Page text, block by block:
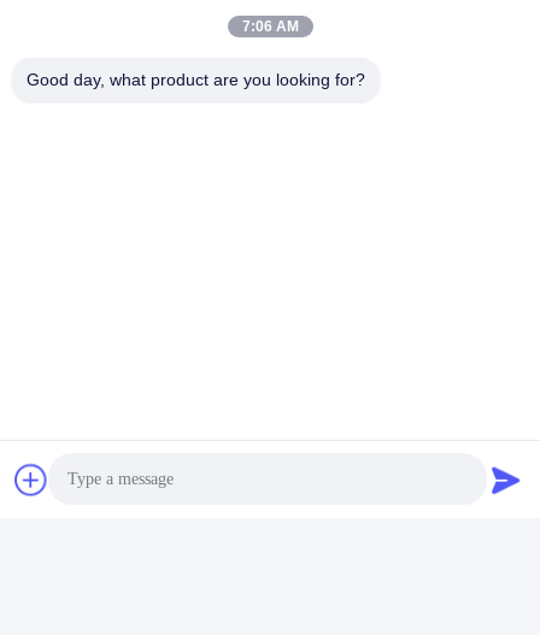
7:06 AM
Good day, what product are you looking for?